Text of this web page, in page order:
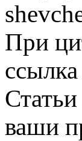
При
ссылка
ваши